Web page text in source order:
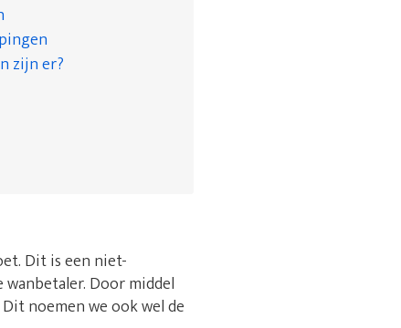
zijn er?
Dit is een niet-
Door middel
noemen we ook wel de